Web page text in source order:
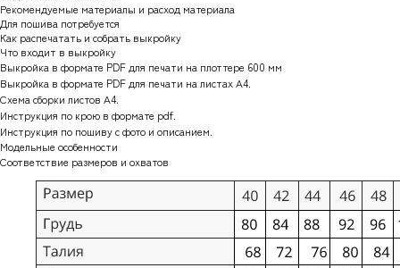
Рекомендуемые материалы и расход материала
Для пошива потребуется
Как распечатать и собрать выкройку
Что входит в выкройку
Выкройка в формате PDF для печати на плоттере 600 мм
Выкройка в формате PDF для печати на листах А4.
Схема сборки листов А4.
Инструкция по крою в формате pdf.
Инструкция по пошиву с фото и описанием.
Модельные особенности
Соответствие размеров и охватов